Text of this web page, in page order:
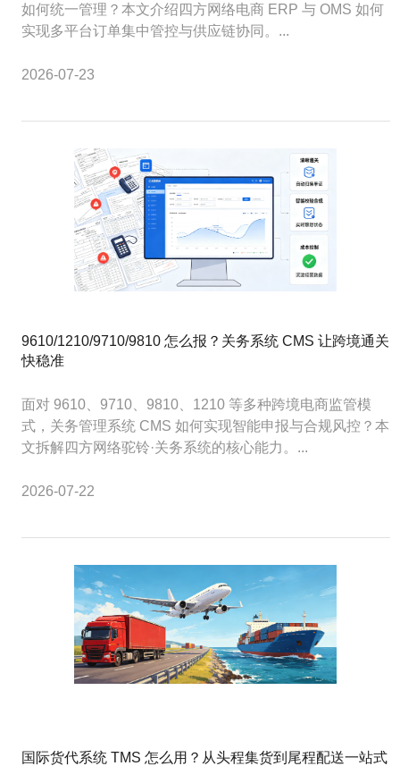
如何统一管理？本文介绍四方网络电商 ERP 与 OMS 如何
实现多平台订单集中管控与供应链协同。...
2026-07-23
9610/1210/9710/9810 怎么报？关务系统 CMS 让跨境通关
快稳准
面对 9610、9710、9810、1210 等多种跨境电商监管模
式，关务管理系统 CMS 如何实现智能申报与合规风控？本
文拆解四方网络驼铃·关务系统的核心能力。...
2026-07-22
国际货代系统 TMS 怎么用？从头程集货到尾程配送一站式